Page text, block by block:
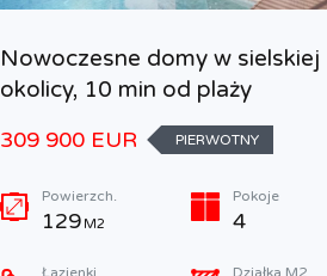
Nowoczesne domy w sielskiej
okolicy, 10 min od plaży
309 900 EUR
PIERWOTNY
Powierzch.
129 M2
Pokoje
4
Łazienki Działka M2